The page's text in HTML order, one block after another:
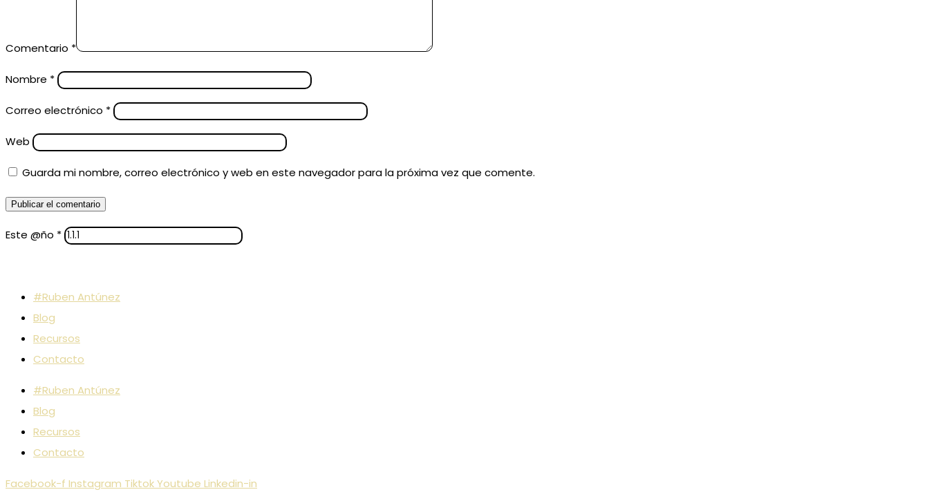
Comentario *
Nombre *
Correo electrónico *
Web
Guarda mi nombre, correo electrónico y web en este navegador para la próxima vez que comente.
Este @ño *
#Ruben Antúnez
Blog
Recursos
Contacto
#Ruben Antúnez
Blog
Recursos
Contacto
Facebook-f Instagram TiktokYoutube Linkedin-in